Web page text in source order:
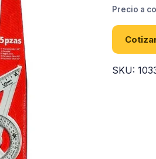
Precio a
SKU: